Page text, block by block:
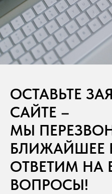
ОСТАВЬТЕ
САЙТЕ –
МЫ
БЛИЖАЙШЕЕ
ОТВЕТИМ НА
ВОПРОСЫ!